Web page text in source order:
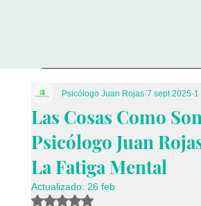
Las Cosas Como
Psicólogo Juan
La Fatiga Mental
Psicólogo Juan Rojas 7 sept 2025 1
Actualizado: 26 feb
Obtuvo NaN de 5 estrellas.